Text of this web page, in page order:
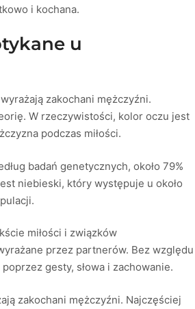
i kochana.
u
zakochani mężczyźni.
W rzeczywistości, kolor oczu jest
podczas miłości.
badań genetycznych, około 79%
niebieski, który występuje u około
miłości i związków
przez partnerów. Bez względu
gesty, słowa i zachowanie.
zakochani mężczyźni. Najczęściej